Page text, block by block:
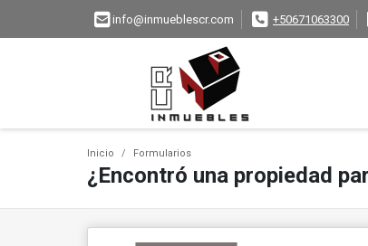
info@inmueblescr.com +50671063300
Inicio Formularios
¿Encontró una propiedad